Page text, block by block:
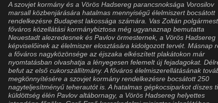
A szovjet kormány és a Vörös Hadsereg parancsnoksága Vorosilov
marsall közbenjárására hatalmas mennyiségű élelmiszert bocsátott
rendelkezésre Budapest lakossága számára. Vas Zoltán
főváros közellátási kormánybiztosa még ugyanaznap bemutatta
Neuestadt alezredesnek és Pavlov örmesternek, a Vörös Hadsereg
képviselőinek az élelmiszer elosztására kidolgozott tervét. Másnap
a főváros nagyközönsége az éjszaka elkészített plakátokon már
nyomtatásban olvashatja a lényegesen felemelt új fejadagokat.
befut az első cukorszállítmány. A főváros élelmiszerellátásának
megkönnyítésére a szovjet kormány rendelkezésre bocsátott 250
nagyteljesítményű teherautót is. A hatalmas gépkocsiparkot díszes
küldöttség élén Pavlov altábornagy, a Vörös Hadsereg helyettes